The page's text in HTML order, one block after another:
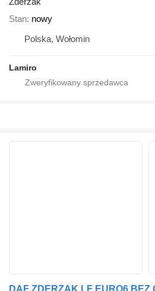
Stan nowy
Polska, Wołomin
Lamiro